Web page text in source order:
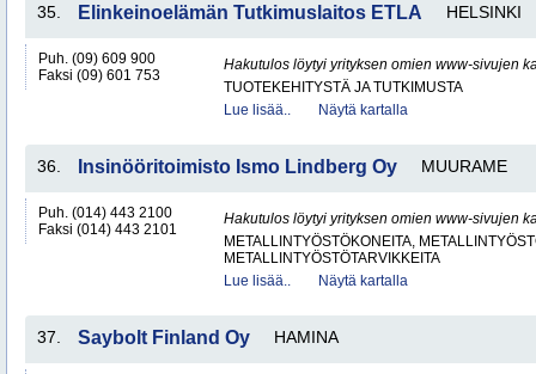
35. Elinkeinoelämän Tutkimuslaitos ETLA HELSINKI
Puh. (09) 609 900
Faksi (09) 601 753
Hakutulos löytyi yrityksen omien www-sivujen
TUOTEKEHITYSTÄ JA TUTKIMUSTA
Lue lisää..
Näytä kartalla
36. Insinööritoimisto Ismo Lindberg Oy MUURAME
Puh. (014) 443 2100
Faksi (014) 443 2101
Hakutulos löytyi yrityksen omien www-sivujen
METALLINTYÖSTÖKONEITA,
METALLINTYÖSTÖTARVIKKEITA
Lue lisää..
Näytä kartalla
37. Saybolt Finland Oy HAMINA